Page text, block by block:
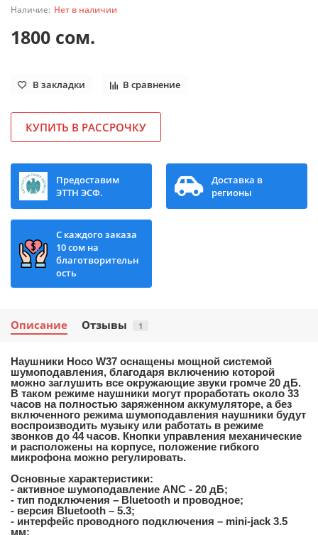
Нет в наличии
1800 сом.
В закладки В сравнение
КУПИТЬ В РАССРОЧКУ
Предоставим
ЭТТН ЭСФ.
Доставка в
регионы
С каждого заказа
10 сом на
благотворительн
ость
Описание Отзывы 1
Наушники Hoco W37 оснащены мощной системой
шумоподавления, благодаря включению которой
можно заглушить все окружающие звуки громче 20 дБ.
В таком режиме наушники могут проработать около 33
часов на полностью заряженном аккумуляторе, а без
включенного режима шумоподавления наушники будут
воспроизводить музыку или работать в режиме
звонков до 44 часов. Кнопки управления механические
и расположены на корпусе, положение гибкого
микрофона можно регулировать.
Основные характеристики:
- активное шумоподавление ANC - 20 дБ;
- тип подключения – Bluetooth и проводное;
- версия Bluetooth – 5.3;
- интерфейс проводного подключения – mini-jack 3.5
мм;